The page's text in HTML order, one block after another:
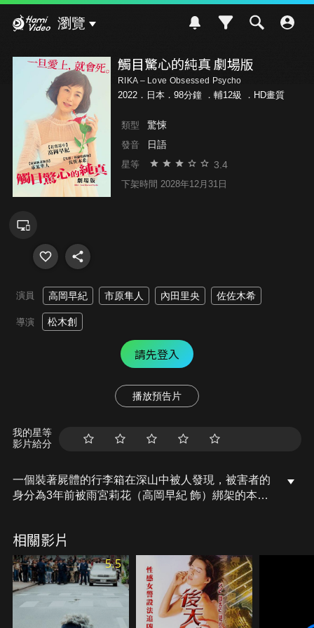
瀏覽
觸目驚心的純真 劇場版
RIKA – Love Obsessed Psycho
2022．日本．98分鐘 ． 輔12級 ．HD畫質
類型 驚悚
發音 日語
星等 3.4
下架時間 2028年12月31日
演員 高岡早紀 市原隼人 內田里央 佐佐木希
導演 松木創
請先登入
播放預告片
我的星等
影片給分
一個裝著屍體的行李箱在深山中被人發現，被害者的
身分為3年前被雨宮莉花（高岡早紀 飾）綁架的本間
戀上「純愛怪物」莉花。奧山的未婚妻同時也是追查
莉花的警察青木孝子（內田理央 飾），因擔心奧山的
安危，和前輩梅本尚美（佐佐木希 飾）一同前往他的
住處……。
相關影片
5.5